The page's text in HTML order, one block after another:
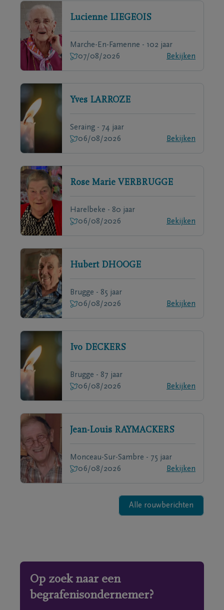
Lucienne LIEGEOIS
Marche-En-Famenne - 102 jaar
07/08/2026
Bekijken
Yves LARROZE
Seraing - 74 jaar
06/08/2026
Bekijken
Rose Marie VERBRUGGE
Harelbeke - 80 jaar
06/08/2026
Bekijken
Hubert DHOOGE
Brugge - 85 jaar
06/08/2026
Bekijken
Ivo DECKERS
Brugge - 87 jaar
06/08/2026
Bekijken
Jean-Louis RAYMACKERS
Monceau-Sur-Sambre - 75 jaar
06/08/2026
Bekijken
Alle rouwberichten
Op zoek naar een
begrafenisondernemer?